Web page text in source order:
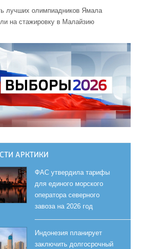
лучших олимпиадников Ямала
на стажировку в Малайзию
АРКТИКИ
ФАС утвердила тарифы
для единого морского
оператора северного
завоза на 2026 год
Индонезия планирует
заключить долгосрочный